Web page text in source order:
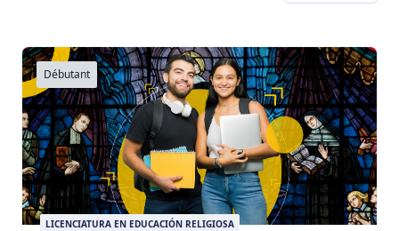
Débutant
LICENCIATURA EN EDUCACIÓN RELIGIOSA